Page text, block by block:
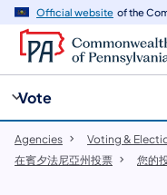
Official website of the
Vote
Agencies Voting &
在賓夕法尼亞州投票
您的